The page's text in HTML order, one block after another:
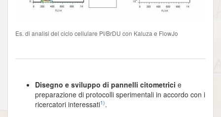
Es. di analisi del ciclo cellulare PI/BrDU con Kaluza e FlowJo
Disegno e sviluppo di pannelli citometrici e
preparazione di protocolli sperimentali in accordo con i
ricercatori interessati1).